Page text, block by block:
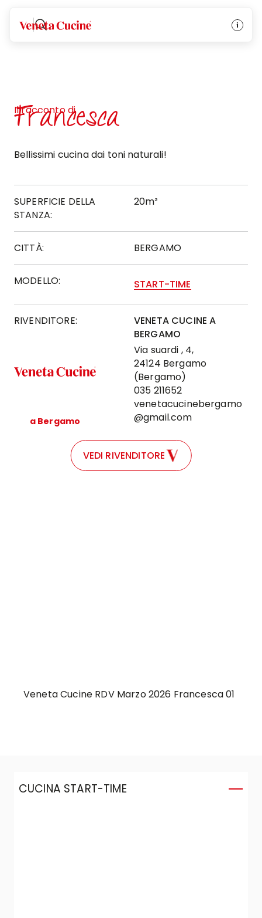
Veneta Cucine
Il racconto di
Francesca
Bellissimi cucina dai toni naturali!
SUPERFICIE DELLA
STANZA:
20m²
CITTÀ: BERGAMO
MODELLO: START-TIME
RIVENDITORE:
a Bergamo
VENETA CUCINE A
BERGAMO
Via suardi , 4,
24124 Bergamo
(Bergamo)
035 211652
venetacucinebergamo
@gmail.com
VEDI RIVENDITORE
Veneta Cucine RDV Marzo 2026 Francesca 01
CUCINA START-TIME